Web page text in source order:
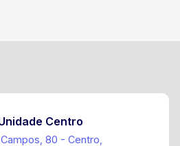
Centro
80 - Centro,